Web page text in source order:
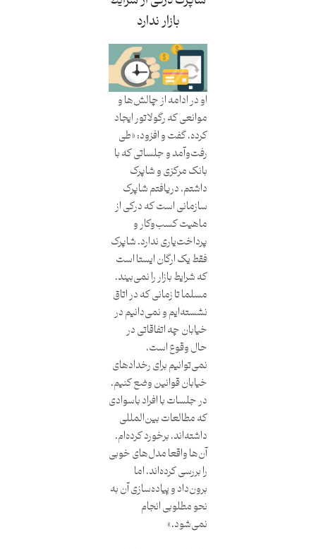
بازار ندارد
او در ادامه از چالش‌ها و
موانعی که رگولاتور ایجاد
کرده، گفت و افزود: «طی
رفت‌وآمد و جلساتی که با
بانک مرکزی و شاپرک
داشتم، دریافتم شاپرک
سازمانی است که درکی از
ماهیت کسب‌وکار و
پرداخت‌یاری ندارد. شاپرک
فقط یک ارگان ایستا است
که شرایط بازار را نمی‌بیند.
مسلما تا زمانی که در اتاق
نشسته‌ایم و نمی‌دانیم در
خیابان چه اتفاقاتی در
حال وقوع است،
نمی‌توانیم برای رخدادهای
خیابان قوانین وضع کنیم.
در جلسات با افراد باسوادی
که مطالعات بین‌المللی
داشته‌اند، برخورد کرده‌ام.
آن‌ها واقعا مدل‌های خوبی
را بررسی کرده‌اند، اما
برون‌داد و پیاده‌سازی آن به
نحو مطلوبی انجام
نمی‌شود.»